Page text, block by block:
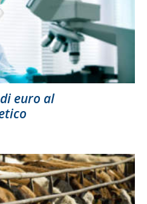
euro al